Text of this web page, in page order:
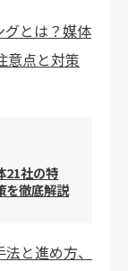
グとは？媒体
意点と対策
21社の特
を徹底解説
と進め方、